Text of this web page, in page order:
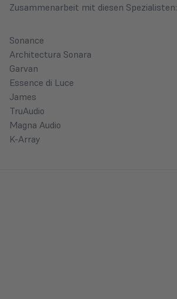
Zusammenarbeit mit diesen Spezialisten:
Sonance
Architectura Sonara
Garvan
Essence di Luce
James
TruAudio
Magna Audio
K-Array